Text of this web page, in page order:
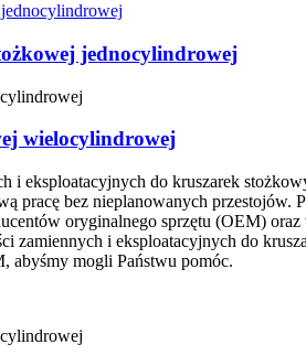
jednocylindrowej
wielocylindrowej
i eksploatacyjnych do kruszarek
pracę bez nieplanowanych
oryginalnego sprzętu (OEM)
zamiennych i eksploatacyjnych do
abyśmy mogli Państwu pomóc.